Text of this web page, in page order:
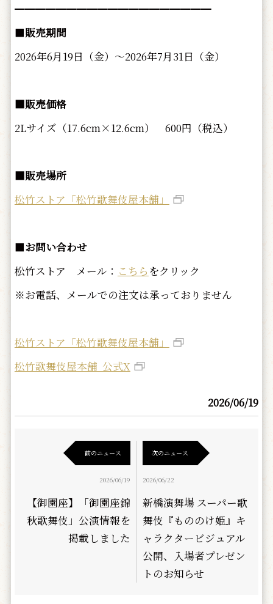
━━━━━━━━━━━━━━━━━━━
■販売期間
2026年6月19日（金）～2026年7月31日（金）
■販売価格
2Lサイズ（17.6cm×12.6cm） 600円（税込）
■販売場所
松竹ストア「松竹歌舞伎屋本舗」
■お問い合わせ
松竹ストア メール： こちら をクリック
※お電話、メールでの注文は承っておりません
松竹ストア「松竹歌舞伎屋本舗」
松竹歌舞伎屋本舗 公式X
2026/06/19
前のニュース
2026/06/19
【御園座】「御園座錦
秋歌舞伎」公演情報を
掲載しました
次のニュース
2026/06/22
新橋演舞場 スーパー歌
舞伎『もののけ姫』キ
ャラクタービジュアル
公開、入場者プレゼン
トのお知らせ